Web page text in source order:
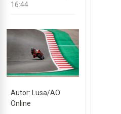
16:44
Autor: Lusa/AO
Online